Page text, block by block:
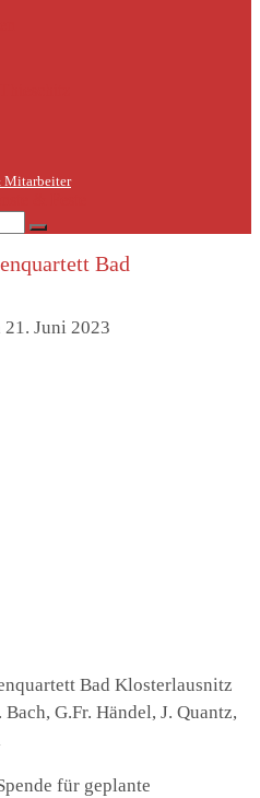
Mitarbeiter
Bad
21. Juni 2023
Bad Klosterlausnitz
G.Fr. Händel, J. Quantz,
für geplante